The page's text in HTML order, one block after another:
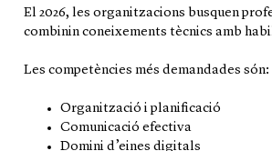
El 2026, les organitzacions busquen
combinin coneixements tècnics amb
Les competències més demandades són:
Organització i planificació
Comunicació efectiva
Domini d’eines digitals